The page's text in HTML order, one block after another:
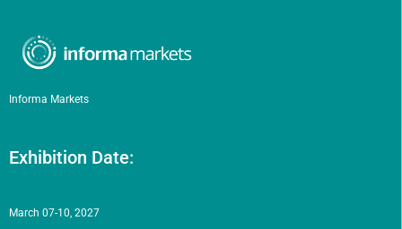
Informa Markets
Exhibition Date:
March 07-10, 2027